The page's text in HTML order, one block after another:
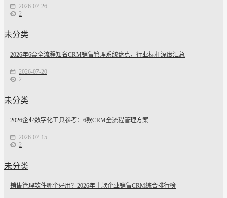
2026-07-26
2
未分类
2026年6套全流程知名CRM销售管理系统盘点，行业标杆深度汇总
2026-07-20
2
未分类
2026企业数字化工具参考：6款CRM全流程管理方案
2026-07-15
2
未分类
销售管理软件哪个好用？2026年十款企业销售CRM综合排行榜